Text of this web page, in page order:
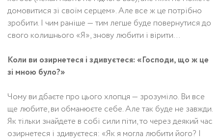
домовитися зі своїм серцем». Але все ж це потрібно
зробити. І чим раніше — тим легше буде повернутися до
свого колишнього «Я», знову любити і вірити…
Коли ви озирнетеся і здивуєтеся: «Господи, що ж це
зі мною було?»
Чому ви дбаєте про цього хлопця — зрозуміло. Ви все
ще любите, ви обманюєте себе. Але так буде не завжди.
Як тільки знайдете в собі сили піти, то через деякий час
озирнетеся і здивуєтеся: «Як я могла любити його? І